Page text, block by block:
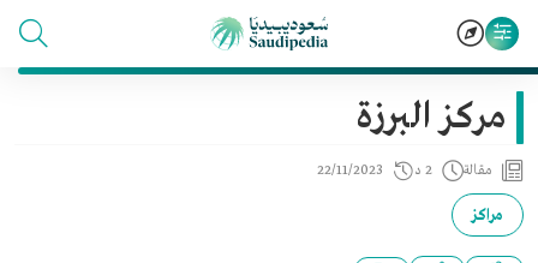
مركز البرزة
مقالة 2 د 22/11/2023
مراكز